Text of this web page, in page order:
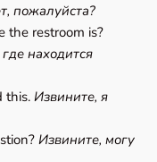
пожалуйста?
the restroom is?
находится
this. Извините, я
Извините, могу